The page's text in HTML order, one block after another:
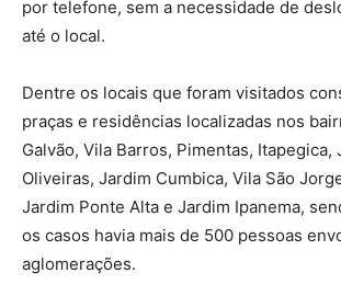
por telefone, sem a necessidade de
até o local.
Dentre os locais que foram visitados
praças e residências localizadas nos
Galvão, Vila Barros, Pimentas, Itapegica,
Oliveiras, Jardim Cumbica, Vila São
Jardim Ponte Alta e Jardim Ipanema,
os casos havia mais de 500 pessoas
aglomerações.